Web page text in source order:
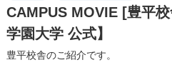
CAMPUS MOVIE [豊平
学園大学 公式】
豊平校舎のご紹介です。